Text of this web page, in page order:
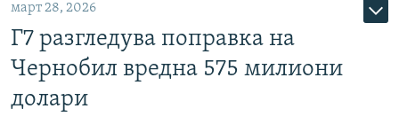
март 28, 2026
Г7 разгледува поправка на
Чернобил вредна 575 милиони
долари